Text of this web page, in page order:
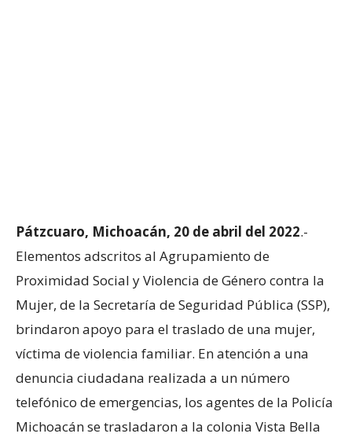
Pátzcuaro, Michoacán, 20 de abril del 2022.-
Elementos adscritos al Agrupamiento de
Proximidad Social y Violencia de Género contra la
Mujer, de la Secretaría de Seguridad Pública (SSP),
brindaron apoyo para el traslado de una mujer,
víctima de violencia familiar. En atención a una
denuncia ciudadana realizada a un número
telefónico de emergencias, los agentes de la Policía
Michoacán se trasladaron a la colonia Vista Bella